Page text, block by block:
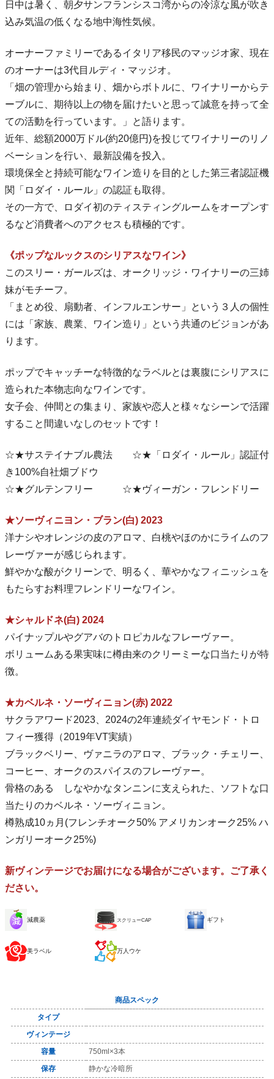
日中は暑く、朝夕サンフランシスコ湾からの冷涼な風が吹き
込み気温の低くなる地中海性気候。
オーナーファミリーであるイタリア移民のマッジオ家、現在
のオーナーは3代目ルディ・マッジオ。
「畑の管理から始まり、畑からボトルに、ワイナリーからテ
ーブルに、期待以上の物を届けたいと思って誠意を持って全
ての活動を行っています。」と語ります。
近年、総額2000万ドル(約20億円)を投じてワイナリーのリノ
ベーションを行い、最新設備を投入。
環境保全と持続可能なワイン造りを目的とした第三者認証機
関「ロダイ・ルール」の認証も取得。
その一方で、ロダイ初のティスティングルームをオープンす
るなど消費者へのアクセスも積極的です。
《ポップなルックスのシリアスなワイン》
このスリー・ガールズは、オークリッジ・ワイナリーの三姉
妹がモチーフ。
「まとめ役、扇動者、インフルエンサー」という３人の個性
には「家族、農業、ワイン造り」という共通のビジョンがあ
ります。
ポップでキャッチーな特徴的なラベルとは裏腹にシリアスに
造られた本物志向なワインです。
女子会、仲間との集まり、家族や恋人と様々なシーンで活躍
すること間違いなしのセットです！
☆★サステイナブル農法 ☆★「ロダイ・ルール」認証付
き100%自社畑ブドウ
☆★グルテンフリー ☆★ヴィーガン・フレンドリー
★ソーヴィニヨン・ブラン(白) 2023
洋ナシやオレンジの皮のアロマ、白桃やほのかにライムのフ
レーヴァーが感じられます。
鮮やかな酸がクリーンで、明るく、華やかなフィニッシュを
もたらすお料理フレンドリーなワイン。
★シャルドネ(白) 2024
パイナップルやグアバのトロピカルなフレーヴァー。
ボリュームある果実味に樽由来のクリーミーな口当たりが特
徴。
★カベルネ・ソーヴィニョン(赤) 2022
サクラアワード2023、2024の2年連続ダイヤモンド・トロ
フィー獲得（2019年VT実績）
ブラックベリー、ヴァニラのアロマ、ブラック・チェリー、
コーヒー、オークのスパイスのフレーヴァー。
骨格のある しなやかなタンニンに支えられた、ソフトな口
当たりのカベルネ・ソーヴィニョン。
樽熟成10ヵ月(フレンチオーク50% アメリカンオーク25% ハ
ンガリーオーク25%)
新ヴィンテージでお届けになる場合がございます。ご了承く
ださい。
減農薬 スクリューCAP ギフト
美ラベル 万人ウケ
商品スペック
タイプ
ヴィンテージ
容量
750ml×3本
保存
静かな冷暗所